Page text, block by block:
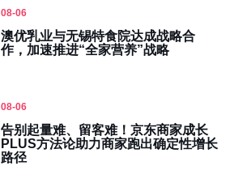
08-06
澳优乳业与无锡特食院达成战略合
作，加速推进“全家营养”战略
08-06
告别起量难、留客难！京东商家成长
PLUS方法论助力商家跑出确定性增长
路径